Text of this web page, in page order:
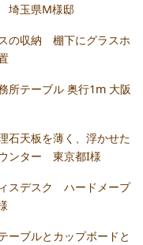
埼玉県M様邸
の収納 棚下にグラスホ
所テーブル 奥行1m 大阪
石天板を薄く、浮かせた
ンター 東京都I様
スデスク ハードメープ
ーブルとカップボードと